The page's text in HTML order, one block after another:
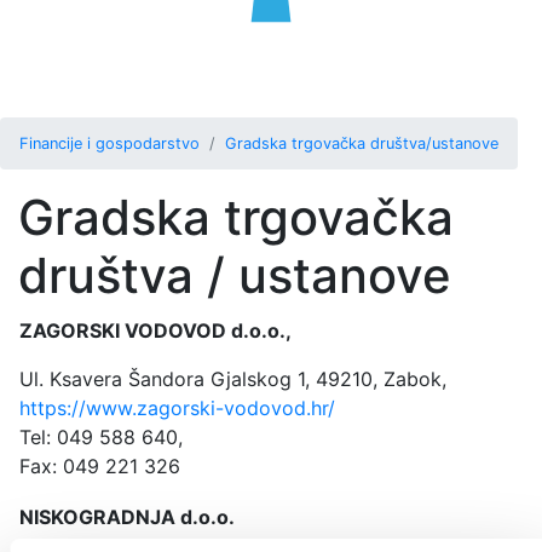
Financije i gospodarstvo Gradska trgovačka društva/ustanove
Gradska trgovačka
društva / ustanove
ZAGORSKI VODOVOD d.o.o.,
Ul. Ksavera Šandora Gjalskog 1, 49210, Zabok,
https://www.zagorski-vodovod.hr/
Tel: 049 588 640,
Fax: 049 221 326
NISKOGRADNJA d.o.o.